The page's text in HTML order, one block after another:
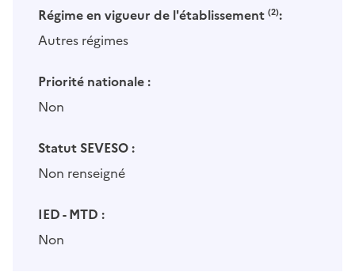
Régime en vigueur de l'établissement (2):
Autres régimes
Priorité nationale :
Non
Statut SEVESO :
Non renseigné
IED - MTD :
Non